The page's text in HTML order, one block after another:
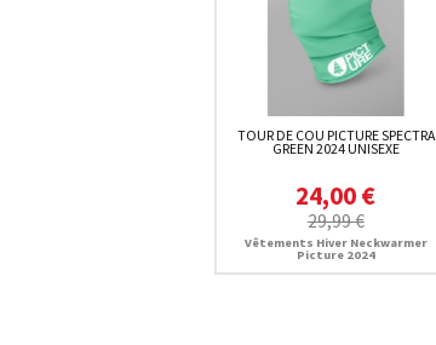
TOUR DE COU PICTURE SPECTRA
GREEN 2024 UNISEXE
24,00 €
29,99 €
Vêtements Hiver Neckwarmer
Picture 2024